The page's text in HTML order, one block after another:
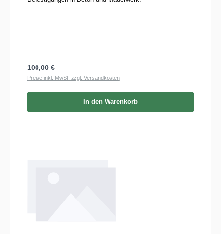
Regulärer Preis:
100,00 €
Preise inkl. MwSt. zzgl. Versandkosten
In den Warenkorb